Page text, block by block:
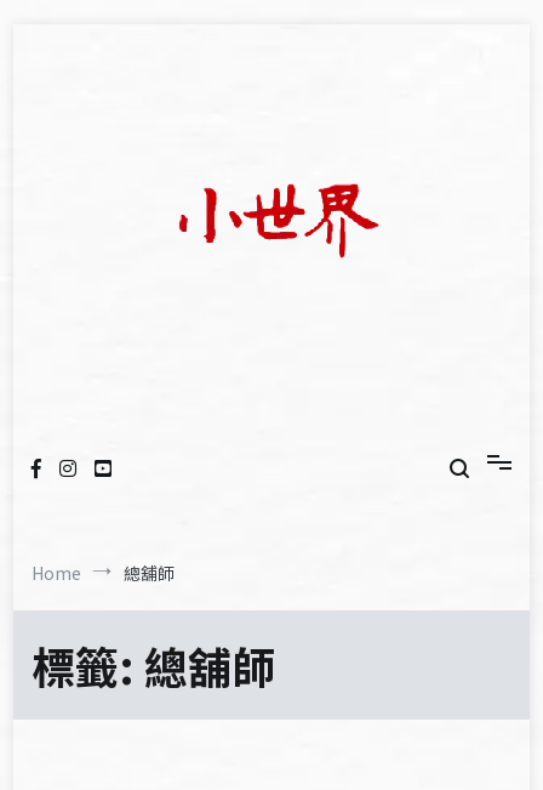
Home 總舖師
標籤:總舖師